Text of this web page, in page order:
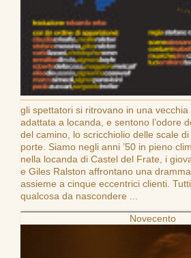
gli spettatori si ritrovano in una vecchia
adattata a locanda, e sentono l’odore
del camino, lo scricchiolio delle scale
porte. Siamo negli anni ’50 in pieno
nella locanda di Castel del Frate, i
e Giles Ralston affrontano una
assieme a cinque eccentrici clienti.
qualcosa da nascondere ...
Novecento